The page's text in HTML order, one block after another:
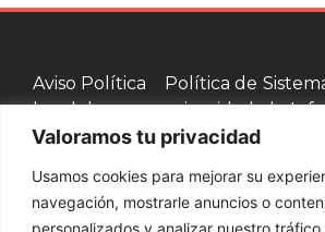
Valoramos tu privacidad
Usamos cookies para mejorar su
navegación, mostrarle anuncios o
personalizados y analizar nuestro
Aviso
legal
Política
de
cookies
Política de
privacidad de
Contacta con nosotros